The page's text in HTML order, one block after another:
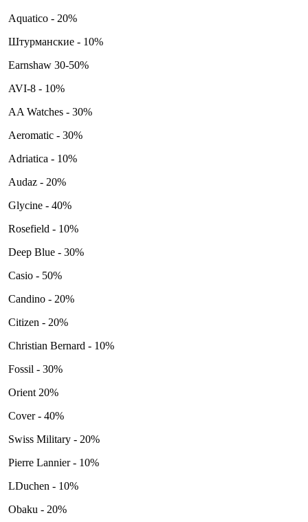
Aquatico - 20%
Штурманские - 10%
Earnshaw 30-50%
AVI-8 - 10%
AA Watches - 30%
Aeromatic - 30%
Adriatica - 10%
Audaz - 20%
Glycine - 40%
Rosefield - 10%
Deep Blue - 30%
Casio - 50%
Candino - 20%
Citizen - 20%
Christian Bernard - 10%
Fossil - 30%
Orient 20%
Cover - 40%
Swiss Military - 20%
Pierre Lannier - 10%
LDuchen - 10%
Obaku - 20%